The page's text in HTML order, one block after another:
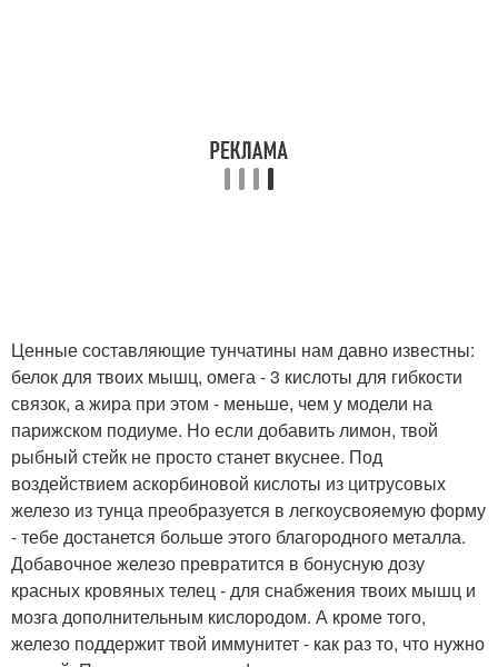
Ценные составляющие тунчатины нам давно известны:
белок для твоих мышц, омега - 3 кислоты для гибкости
связок, а жира при этом - меньше, чем у модели на
парижском подиуме. Но если добавить лимон, твой
рыбный стейк не просто станет вкуснее. Под
воздействием аскорбиновой кислоты из цитрусовых
железо из тунца преобразуется в легкоусвояемую форму
- тебе достанется больше этого благородного металла.
Добавочное железо превратится в бонусную дозу
красных кровяных телец - для снабжения твоих мышц и
мозга дополнительным кислородом. А кроме того,
железо поддержит твой иммунитет - как раз то, что нужно